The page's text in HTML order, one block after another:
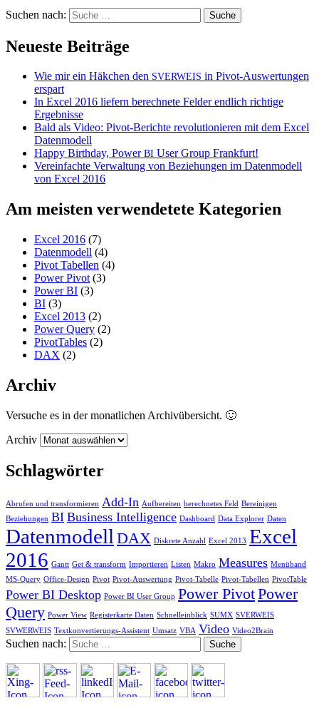
Suchen nach:
Neueste Beiträge
Wie mir ein Häkchen den SVERWEIS in Pivot-Auswertungen
erspart
In Excel 2016 liefern berechnete Felder endlich richtige
Ergebnisse
Bald als Video: Pivot-Berichte revolutionieren mit dem Excel
Datenmodell
Happy Birthday, PowerBI User Group Frankfurt!
Vereinfachte Verwaltung von Beziehungen im Datenmodell
von Excel 2016
Am meisten verwendetete Kategorien
Excel 2016 (7)
Datenmodell (4)
Pivot Tabellen (4)
Power Pivot (3)
Power BI (3)
BI (3)
Excel 2013 (2)
Power Query (2)
PivotTables (2)
DAX (2)
Archiv
Versuche es in der monatlichen Archivübersicht. 🙂
Archiv
Schlagwörter
Abrufen und transformieren Add-In Aufbereiten berechnetes Feld Bereinigen
Beziehungen BI Business Intelligence Dashboard Data Explorer Daten
Datenmodell DAX Diskrete Anzahl Excel 2013 Excel
2016 Gantt Get & transform Importieren Listen Makro Measures Menüband
MS-Query Office-Design Pivot Pivot-Auswertung Pivot-Tabelle Pivot-Tabellen PivotTable
Power BI Desktop Power BI User Group Power PivotPower
Query Power View Registerkarte Daten Schnelleinblick SUMX SVERWEIS
SVWERWEIS Textkonvertierungs-Assistent Umsatz VBA Video Video2Brain
Suchen nach: